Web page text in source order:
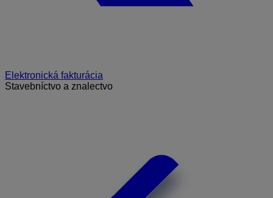
Elektronická fakturácia
Stavebníctvo a znalectvo